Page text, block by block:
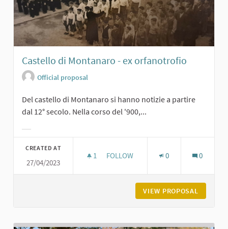
Castello di Montanaro - ex orfanotrofio
Official proposal
Del castello di Montanaro si hanno notizie a partire
dal 12° secolo. Nella corso del '900,...
CREATED AT
27/04/2023
1 1 FOLLOWER
FOLLOW 0 0
VIEW PROPOSAL